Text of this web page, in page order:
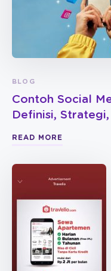
BLOG
Contoh Social
Definisi,
READ MORE